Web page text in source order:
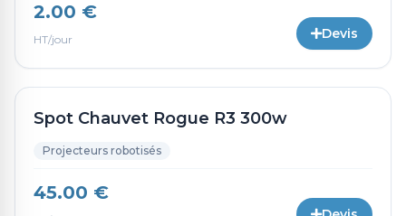
2.00 €
HT/jour Devis
Spot Chauvet Rogue R3 300w
Projecteurs robotisés
45.00 €